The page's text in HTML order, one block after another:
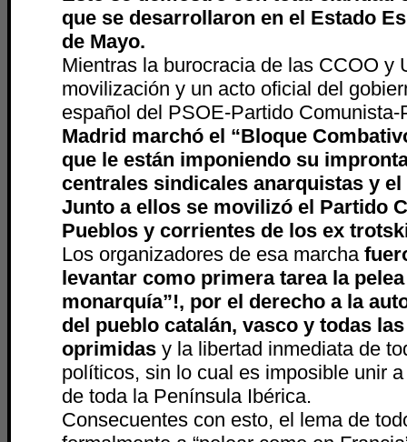
que se desarrollaron en el Estado
de Mayo.
Mientras la burocracia de las CCOO y
movilización y un acto oficial del
español del PSOE-Partido
Madrid marchó el “Bloque
que le están imponiendo su
centrales sindicales anarquistas y
Junto a ellos se movilizó el Partido
Pueblos y corrientes de los ex
Los organizadores de esa marcha
levantar como primera tarea la
monarquía”!, por el derecho a la
del pueblo catalán, vasco y todas
oprimidas y la libertad inmediata de
políticos, sin lo cual es imposible unir
de toda la Península Ibérica.
Consecuentes con esto, el lema de